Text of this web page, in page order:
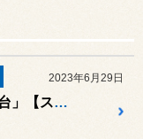
2023年6月29日
当店の累計販売台数「68台」【スーパーキャット Z1100】の ソフトウェアアップデート が公開されています。